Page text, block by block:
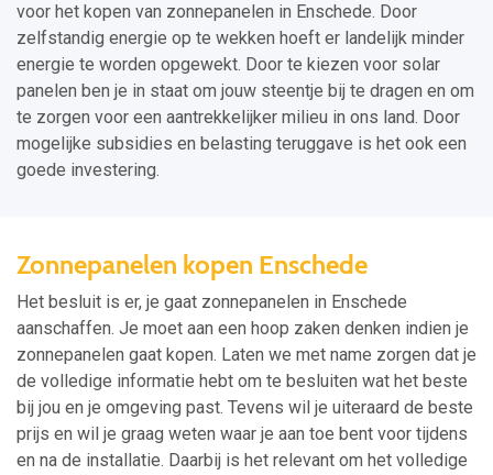
voor het kopen van zonnepanelen in Enschede. Door
zelfstandig energie op te wekken hoeft er landelijk minder
energie te worden opgewekt. Door te kiezen voor solar
panelen ben je in staat om jouw steentje bij te dragen en om
te zorgen voor een aantrekkelijker milieu in ons land. Door
mogelijke subsidies en belasting teruggave is het ook een
goede investering.
Zonnepanelen kopen Enschede
Het besluit is er, je gaat zonnepanelen in Enschede
aanschaffen. Je moet aan een hoop zaken denken indien je
zonnepanelen gaat kopen. Laten we met name zorgen dat je
de volledige informatie hebt om te besluiten wat het beste
bij jou en je omgeving past. Tevens wil je uiteraard de beste
prijs en wil je graag weten waar je aan toe bent voor tijdens
en na de installatie. Daarbij is het relevant om het volledige